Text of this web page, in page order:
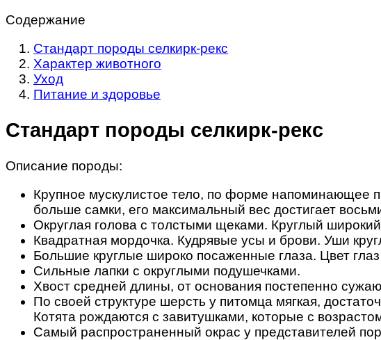
Содержание
Стандарт породы селкирк-рекс
Характер животного
Уход
Питание и здоровье
Стандарт породы селкирк-рекс
Описание породы:
Крупное мускулистое тело, по форме напоминающее
больше самки, его максимальный вес достигает
Округлая голова с толстыми щеками. Круглый
Квадратная мордочка. Кудрявые усы и брови. Уши
Большие круглые широко посаженные глаза. Цвет
Сильные лапки с округлыми подушечками.
Хвост средней длины, от основания постепенно
По своей структуре шерсть у питомца мягкая,
Котята рождаются с завитушками, которые с
Самый распространенный окрас у представителей